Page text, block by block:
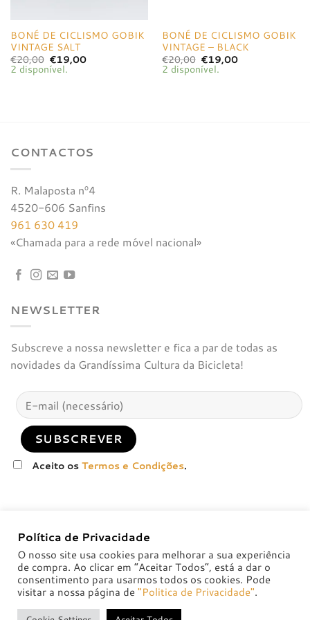
BONÉ DE CICLISMO GOBIK
VINTAGE SALT
€20,00 O
preço
original
€19,00O
2 disponível.
BONÉ DE CICLISMO GOBIK
VINTAGE – BLACK
€20,00 O
preço
original
€19,00O
2 disponível.
CONTACTOS
R. Malaposta nº4
4520-606 Sanfins
961 630 419
«Chamada para a rede móvel nacional»
NEWSLETTER
Subscreve a nossa newsletter e fica a par de todas as
novidades da Grandíssima Cultura da Bicicleta!
Aceito osTermos e Condições.
POLÍTICAS DE TROCA E DEVOLUÇÃO
Política de Privacidade
O nosso site usa cookies para melhorar a sua experiência
de compra. Ao clicar em “Aceitar Todos”, está a dar o
consentimento para usarmos todos os cookies. Pode
visitar a nossa página de"Politica de Privacidade".